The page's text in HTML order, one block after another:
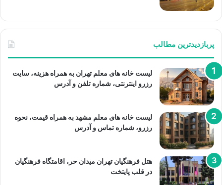
پربازدیدترین مطالب
لیست خانه های معلم تهران به همراه هزینه، سایت
رزرو اینترنتی، شماره تلفن و آدرس
لیست خانه های معلم مشهد به همراه قیمت، نحوه
رزرو، شماره تماس و آدرس
هتل فرهنگیان تهران میدان حر، اقامتگاه فرهنگیان
در قلب پایتخت